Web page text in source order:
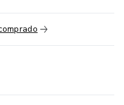
que você precisa
rápida, segura e
em uma verdadeira
são sucesso